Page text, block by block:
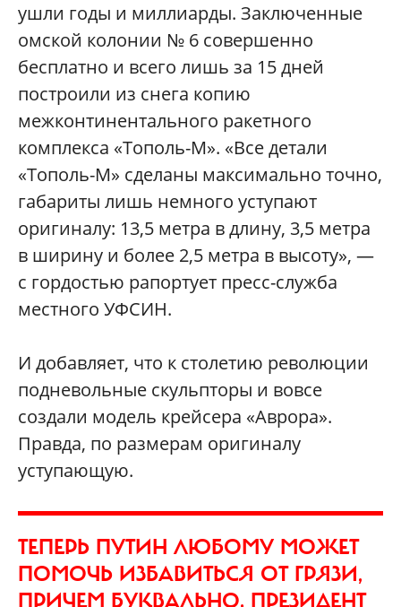
ушли годы и миллиарды. Заключенные
омской колонии № 6 совершенно
бесплатно и всего лишь за 15 дней
построили из снега копию
межконтинентального ракетного
комплекса «Тополь-М». «Все детали
«Тополь-М» сделаны максимально точно,
габариты лишь немного уступают
оригиналу: 13,5 метра в длину, 3,5 метра
в ширину и более 2,5 метра в высоту», —
с гордостью рапортует пресс-служба
местного УФСИН.
И добавляет, что к столетию революции
подневольные скульпторы и вовсе
создали модель крейсера «Аврора».
Правда, по размерам оригиналу
уступающую.
ТЕПЕРЬ ПУТИН ЛЮБОМУ МОЖЕТ
ПОМОЧЬ ИЗБАВИТЬСЯ ОТ ГРЯЗИ,
ПРИЧЕМ БУКВАЛЬНО. ПРЕЗИДЕНТ